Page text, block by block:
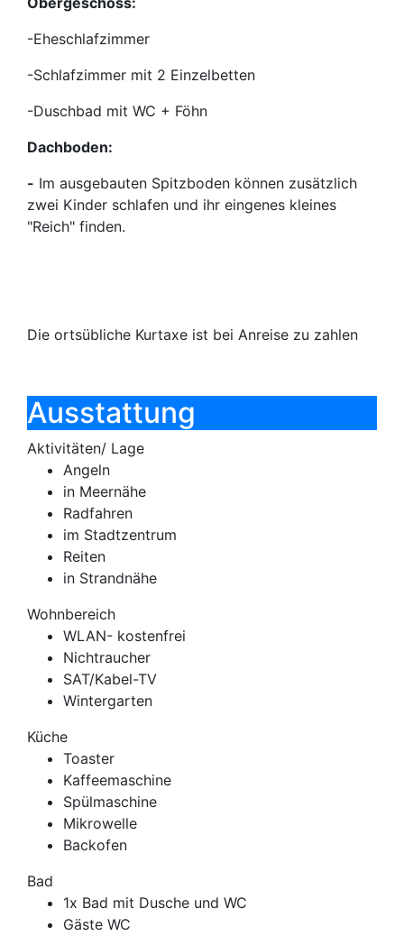
-Eheschlafzimmer
-Schlafzimmer mit 2 Einzelbetten
-Duschbad mit WC + Föhn
Dachboden:
- Im ausgebauten Spitzboden können zusätzlich
zwei Kinder schlafen und ihr eingenes kleines
"Reich" finden.
Die ortsübliche Kurtaxe ist bei Anreise zu zahlen
Ausstattung
Aktivitäten/ Lage
Angeln
in Meernähe
Radfahren
im Stadtzentrum
Reiten
in Strandnähe
Wohnbereich
WLAN- kostenfrei
Nichtraucher
SAT/Kabel-TV
Wintergarten
Küche
Toaster
Kaffeemaschine
Spülmaschine
Mikrowelle
Backofen
Bad
1x Bad mit Dusche und WC
Gäste WC